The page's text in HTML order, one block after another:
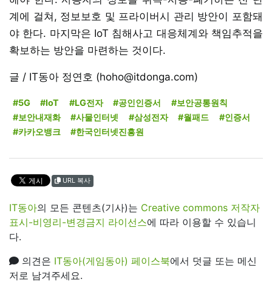
계에 걸쳐, 정보보호 및 프라이버시 관리 방안이 포함돼
야 한다. 마지막은 IoT 침해사고 대응체계와 책임추적을
확보하는 방안을 마련하는 것이다.
글 / IT동아 정연호 (hoho@itdonga.com)
#5G #IoT #LG전자 #공인인증서
#보안공통원칙
#보안내재화
#사물인터넷 #삼성전자 #월패드
#인증서
#카카오뱅크
#한국인터넷진흥원
URL 복사
IT동아의 모든 콘텐츠(기사)는 Creative commons 저작자
표시-비영리-변경금지 라이선스에 따라 이용할 수 있습니
다.
의견은 IT동아(게임동아) 페이스북에서 덧글 또는 메신
저로 남겨주세요.